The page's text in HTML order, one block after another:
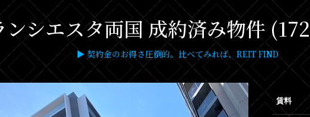
ンシエスタ両国 成約済み物件
▶ 契約金のお得さ圧倒的。比べてみれば、REIT FIND
賃料